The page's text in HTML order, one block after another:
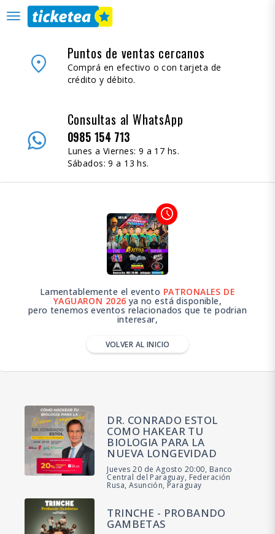
desplegar
navegación
place Puntos de ventas cercanos
Comprá en efectivo o con tarjeta de
crédito y débito.
Consultas al WhatsApp
0985 154 713
Lunes a Viernes: 9 a 17 hs.
Sábados: 9 a 13 hs.
access_time
Lamentablemente el evento PATRONALES DE
YAGUARON 2026 ya no está disponible,
pero tenemos eventos relacionados que te podrian
interesar,
VOLVER AL INICIO
DR. CONRADO ESTOL
COMO HAKEAR TU
BIOLOGIA PARA LA
NUEVA LONGEVIDAD
Jueves 20 de Agosto 20:00, Banco
Central del Paraguay, Federación
Rusa, Asunción, Paraguay
TRINCHE - PROBANDO
GAMBETAS